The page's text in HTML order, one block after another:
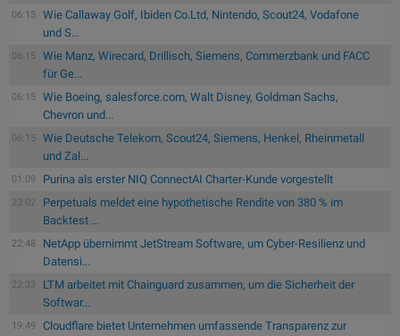
06:15
Wie Callaway Golf, Ibiden Co.Ltd, Nintendo, Scout24, Vodafone
und S...
06:15
Wie Manz, Wirecard, Drillisch, Siemens, Commerzbank und FACC
für Ge...
06:15
Wie Boeing, salesforce.com, Walt Disney, Goldman Sachs,
Chevron und...
06:15
Wie Deutsche Telekom, Scout24, Siemens, Henkel, Rheinmetall
und Zal...
01:09 Purina als erster NIQ ConnectAI Charter-Kunde vorgestellt
23:02
Perpetuals meldet eine hypothetische Rendite von 380 % im
Backtest ...
22:48
NetApp übernimmt JetStream Software, um Cyber-Resilienz und
Datensi...
22:33
LTM arbeitet mit Chainguard zusammen, um die Sicherheit der
Softwar...
19:49
Cloudflare bietet Unternehmen umfassende Transparenz zur